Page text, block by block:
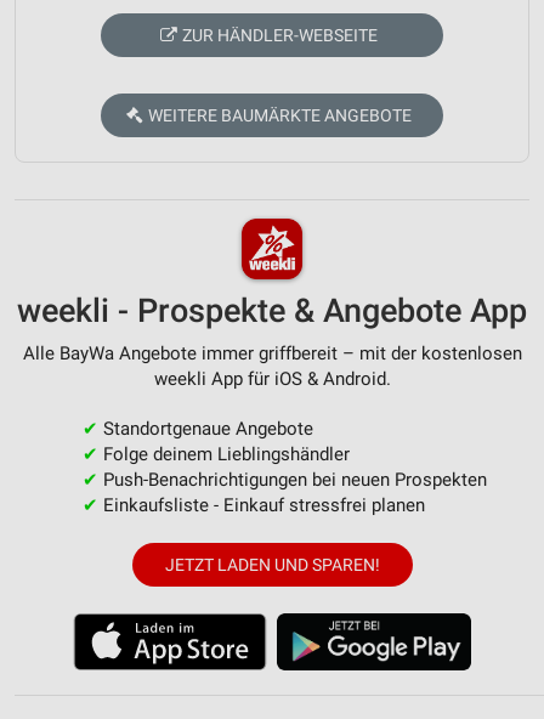
ZUR HÄNDLER-WEBSEITE
WEITERE BAUMÄRKTE ANGEBOTE
weekli - Prospekte & Angebote App
Alle BayWa Angebote immer griffbereit – mit der kostenlosen
weekli App für iOS & Android.
✔ Standortgenaue Angebote
✔ Folge deinem Lieblingshändler
✔ Push-Benachrichtigungen bei neuen Prospekten
✔ Einkaufsliste - Einkauf stressfrei planen
JETZT LADEN UND SPAREN!